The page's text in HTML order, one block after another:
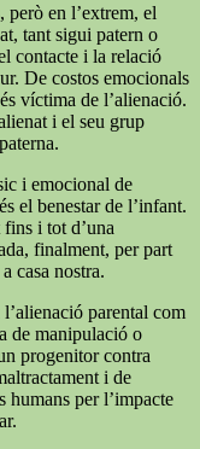
però en l’extrem, el
tant sigui patern o
contacte i la relació
De costos emocionals
víctima de l’alienació.
i el seu grup
i emocional de
el benestar de l’infant.
i tot d’una
finalment, per part
casa nostra.
parental com
de manipulació o
progenitor contra
i de
humans per l’impacte